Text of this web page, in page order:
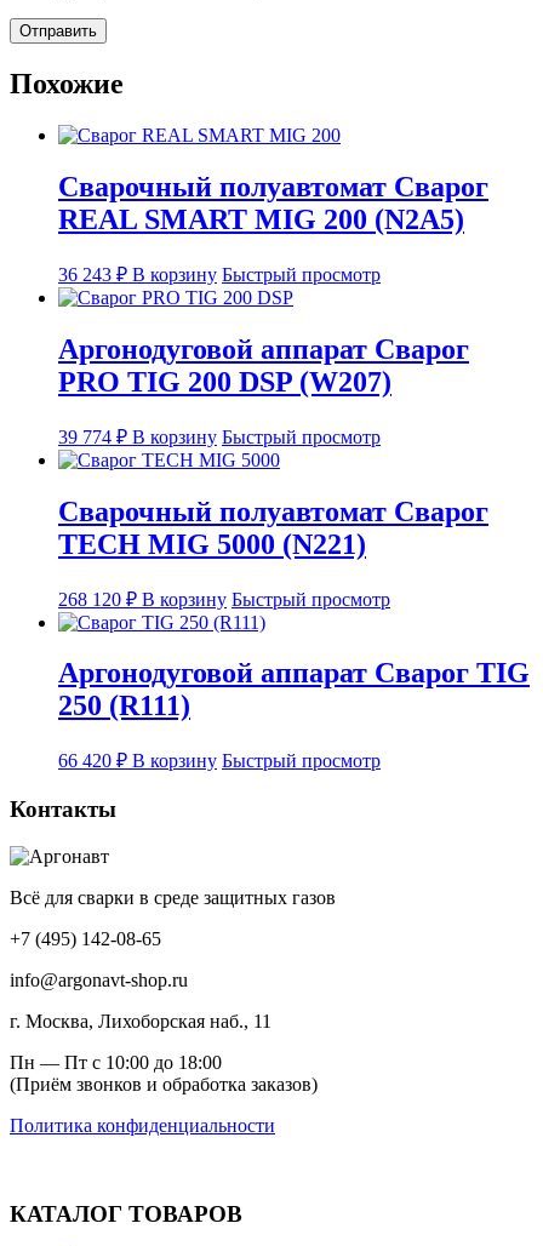
Похожие
Сварочный полуавтомат Сварог
REAL SMART MIG 200 (N2A5)
36 243 ₽ В корзину Быстрый просмотр
Аргонодуговой аппарат Сварог
PRO TIG 200 DSP (W207)
39 774 ₽ В корзину Быстрый просмотр
Сварочный полуавтомат Сварог
TECH MIG 5000 (N221)
268 120 ₽ В корзину Быстрый просмотр
Аргонодуговой аппарат Сварог TIG
250 (R111)
66 420 ₽ В корзину Быстрый просмотр
Контакты
Всё для сварки в среде защитных газов
+7 (495) 142-08-65
info@argonavt-shop.ru
г. Москва, Лихоборская наб., 11
Пн — Пт с 10:00 до 18:00
(Приём звонков и обработка заказов)
Политика конфиденциальности
КАТАЛОГ ТОВАРОВ